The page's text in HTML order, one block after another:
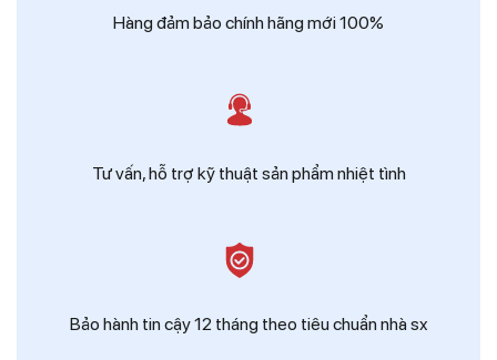
Hàng đảm bảo chính hãng mới 100%
Tư vấn, hỗ trợ kỹ thuật sản phẩm nhiệt tình
Bảo hành tin cậy 12 tháng theo tiêu chuẩn nhà sx